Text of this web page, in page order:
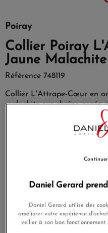
Poiray
Collier Poiray
Jaune
Référence 748119
Collier L'Attrape-Cœur en
malachite sur chaîne ornée
Pierre Motif Cœur :
Pierre : diamant – 0.02 carat
Longueur : 3 anneaux de
Chaîne : forçat 1.2 mm Ø
Fermoir : mousqueton
Daniel Gerard
Daniel Gerard utilise des
améliorer votre expérience
veiller à son bon